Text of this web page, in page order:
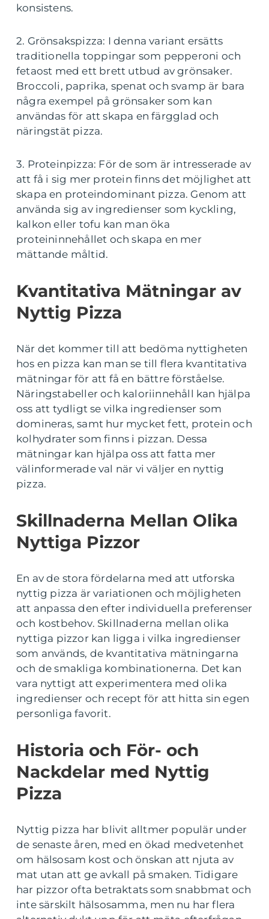
konsistens.
2. Grönsakspizza: I denna variant ersätts
traditionella toppingar som pepperoni och
fetaost med ett brett utbud av grönsaker.
Broccoli, paprika, spenat och svamp är bara
några exempel på grönsaker som kan
användas för att skapa en färgglad och
näringstät pizza.
3. Proteinpizza: För de som är intresserade av
att få i sig mer protein finns det möjlighet att
skapa en proteindominant pizza. Genom att
använda sig av ingredienser som kyckling,
kalkon eller tofu kan man öka
proteininnehållet och skapa en mer
mättande måltid.
Kvantitativa Mätningar av
Nyttig Pizza
När det kommer till att bedöma nyttigheten
hos en pizza kan man se till flera kvantitativa
mätningar för att få en bättre förståelse.
Näringstabeller och kaloriinnehåll kan hjälpa
oss att tydligt se vilka ingredienser som
domineras, samt hur mycket fett, protein och
kolhydrater som finns i pizzan. Dessa
mätningar kan hjälpa oss att fatta mer
välinformerade val när vi väljer en nyttig
pizza.
Skillnaderna Mellan Olika
Nyttiga Pizzor
En av de stora fördelarna med att utforska
nyttig pizza är variationen och möjligheten
att anpassa den efter individuella preferenser
och kostbehov. Skillnaderna mellan olika
nyttiga pizzor kan ligga i vilka ingredienser
som används, de kvantitativa mätningarna
och de smakliga kombinationerna. Det kan
vara nyttigt att experimentera med olika
ingredienser och recept för att hitta sin egen
personliga favorit.
Historia och För- och
Nackdelar med Nyttig
Pizza
Nyttig pizza har blivit alltmer populär under
de senaste åren, med en ökad medvetenhet
om hälsosam kost och önskan att njuta av
mat utan att ge avkall på smaken. Tidigare
har pizzor ofta betraktats som snabbmat och
inte särskilt hälsosamma, men nu har flera